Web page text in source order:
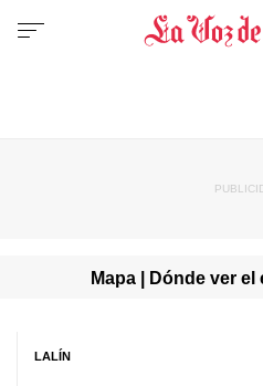
Mapa | Dónde ver el
LALÍN